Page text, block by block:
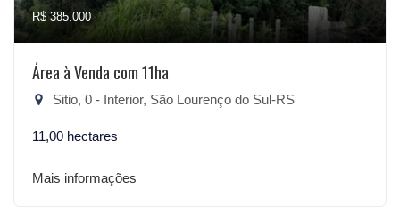
R$ 385.000
Área à Venda com 11ha
Sitio, 0 - Interior, São Lourenço do Sul-RS
11,00 hectares
Mais informações